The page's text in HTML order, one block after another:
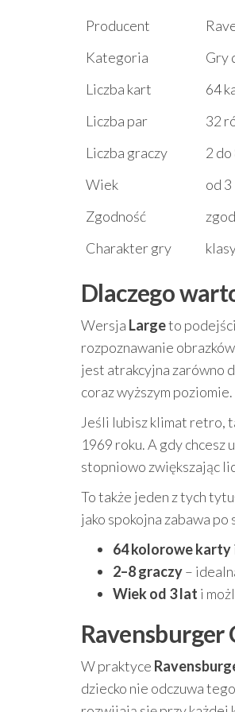
Producent
Kategoria
Gry
Liczba kart
64
Liczba par
32
Liczba graczy
2
Wiek
od
Zgodność
Charakter gry
Dlaczego
Wersja Largeto
rozpoznawanie
jest atrakcyjna zarówno
coraz wyższym poziomie.
Jeśli lubisz klimat retro,
1969 roku. A gdy chcesz
stopniowo zwiększając
To także jeden z tych
jako spokojna zabawa
64 kolorowe kartyi
2–8 graczy–
Wiek od 3 lat i
Ravensburger
W praktyce
dziecko nie odczuwa